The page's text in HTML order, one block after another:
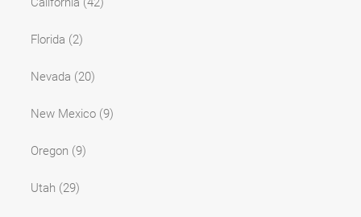
Florida (2)
Nevada (20)
New Mexico (9)
Oregon (9)
Utah (29)